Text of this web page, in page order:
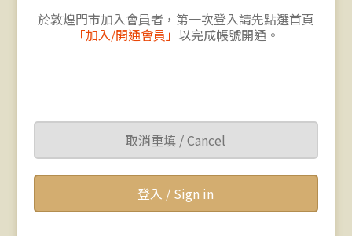
於敦煌門市加入會員者，第一次登入請先點選首頁
「加入/開通會員」 以完成帳號開通。